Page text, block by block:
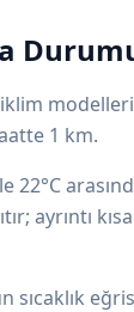
1 km.
22°C
ayrıntı